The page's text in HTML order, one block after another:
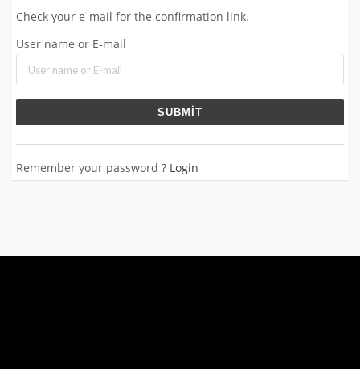
Check your e-mail for the confirmation link.
User name or E-mail
Remember your password ? Login